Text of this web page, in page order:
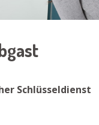
Schlüsseldienst